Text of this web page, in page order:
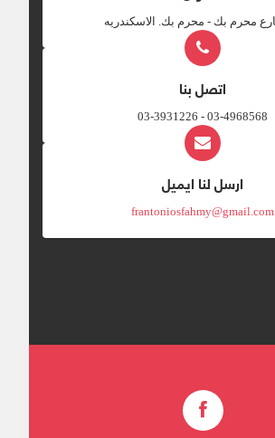
اتصل بنا
03-4968568 - 03-3931226
ارسل لنا ايميل
frantoniosfahmy@gmail.com